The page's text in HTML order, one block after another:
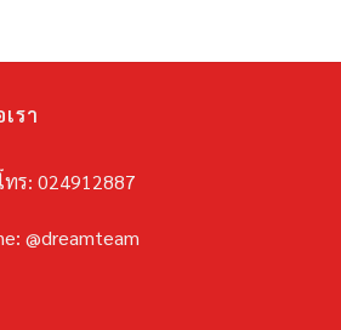
รา
ทร: 024912887
@dreamteam